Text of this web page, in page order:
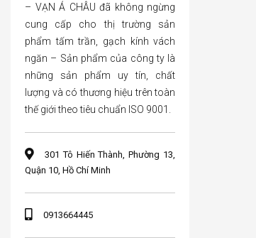
– VẠN Á CHÂU đã không ngừng
cung cấp cho thị trường sản
phẩm tấm trần, gạch kính vách
ngăn – Sản phẩm của công ty là
những sản phẩm uy tín, chất
lượng và có thương hiệu trên toàn
thế giới theo tiêu chuẩn ISO 9001.
301 Tô Hiến Thành, Phường 13,
Quận 10, Hồ Chí Minh
0913664445